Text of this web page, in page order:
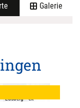
Galerie
Edsberg
elt